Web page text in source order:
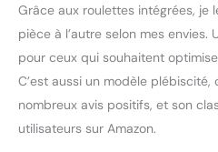
Grâce aux roulettes intégrées, je
pièce à l’autre selon mes
pour ceux qui souhaitent
C’est aussi un modèle
nombreux avis positifs, et son
utilisateurs sur Amazon.